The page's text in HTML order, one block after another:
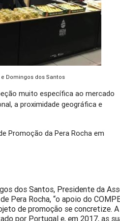
Domingos dos Santos
muito específica ao mercado
a proximidade geográfica e
Promoção da Pera Rocha em
dos Santos, Presidente da
Pera Rocha, “o apoio do
de promoção se concretize.
por Portugal e, em 2017, as